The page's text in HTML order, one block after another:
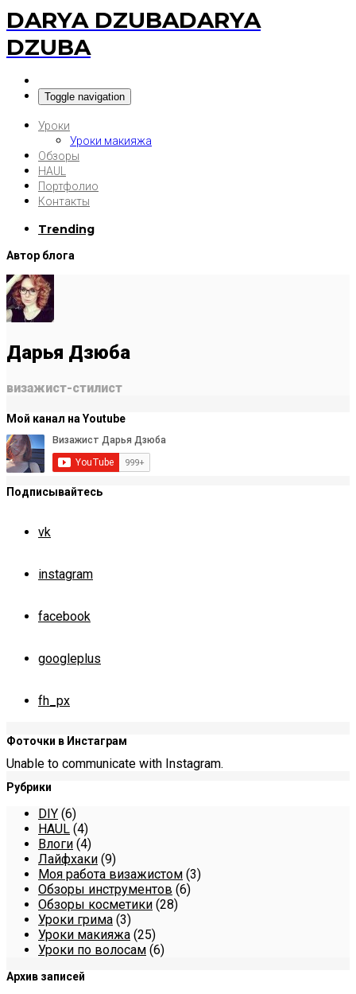
DARYA DZUBADARYA
DZUBA
Toggle navigation
Уроки
Уроки макияжа
Обзоры
HAUL
Портфолио
Контакты
Trending
Автор блога
Дарья Дзюба
визажист-стилист
Мой канал на Youtube
Подписывайтесь
vk
instagram
facebook
googleplus
fh_px
Фоточки в Инстаграм
Unable to communicate with Instagram.
Рубрики
DIY (6)
HAUL (4)
Влоги (4)
Лайфхаки (9)
Моя работа визажистом (3)
Обзоры инструментов (6)
Обзоры косметики (28)
Уроки грима (3)
Уроки макияжа (25)
Уроки по волосам (6)
Архив записей